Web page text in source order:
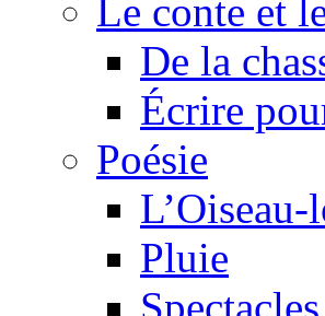
Le conte et
De la
Écrire
Poésie
L’Oiseau-
Pluie
Spectacles